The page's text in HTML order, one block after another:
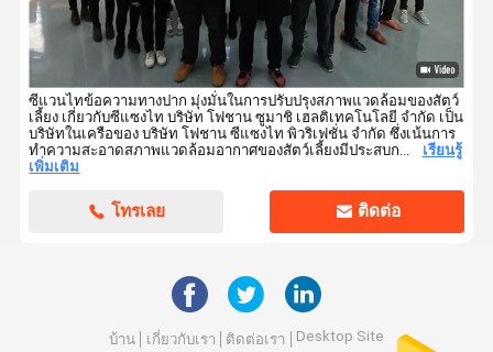
ซีแวนไทข้อความทางปาก มุ่งมั่นในการปรับปรุงสภาพแวดล้อมของสัตว์
เลี้ยง เกี่ยวกับซีแซงไท บริษัท โฟชาน ซูมาชิ เฮลติเทคโนโลยี จํากัด เป็น
บริษัทในเครือของ บริษัท โฟชาน ซีแซงไท พิวริเฟชั่น จํากัด ซึ่งเน้นการ
ทําความสะอาดสภาพแวดล้อมอากาศของสัตว์เลี้ยงมีประสบก...
เรียนรู้
เพิ่มเติม
โทรเลย ติดต่อ
บ้าน เกี่ยวกับเรา ติดต่อเรา Desktop Site